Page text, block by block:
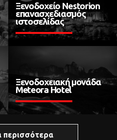
Ξενοδοχείο Nestorion
επανασχεδιασμός
ιστοσελίδας
Ξενοδοχειακή μονάδα
Meteora Hotel
περισσότερα